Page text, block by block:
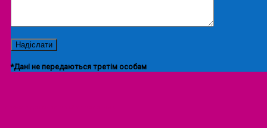
*Дані не передаються третім особам